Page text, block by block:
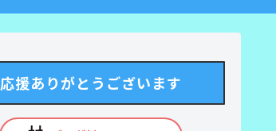
応援ありがとうございます